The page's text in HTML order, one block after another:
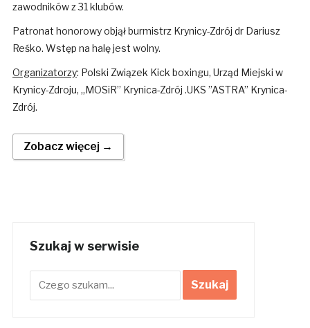
zawodników z 31 klubów.
Patronat honorowy objął burmistrz Krynicy-Zdrój dr Dariusz
Reśko. Wstęp na halę jest wolny.
Organizatorzy: Polski Związek Kick boxingu, Urząd Miejski w
Krynicy-Zdroju, „MOSiR” Krynica-Zdrój .UKS ”ASTRA” Krynica-
Zdrój.
Zobacz więcej →
Szukaj w serwisie